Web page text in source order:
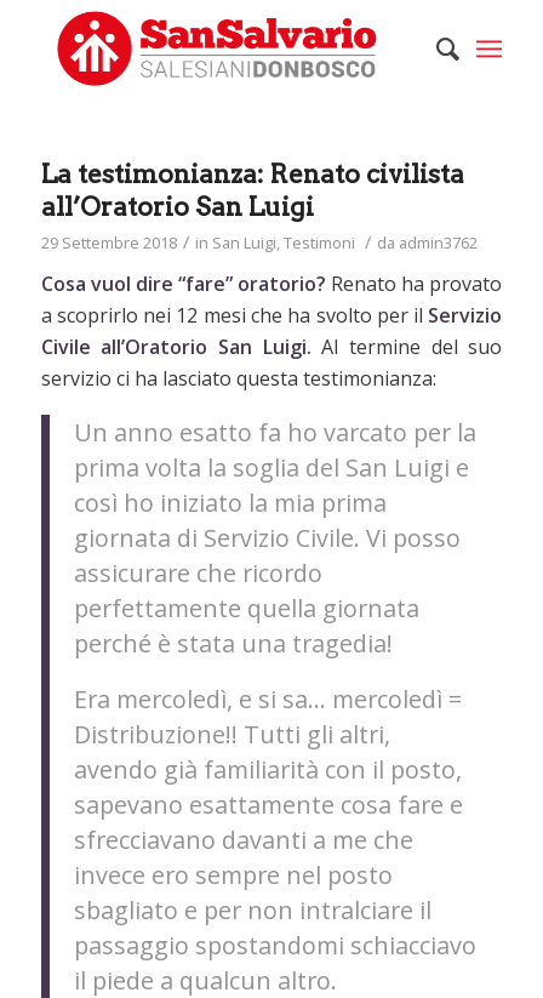
La testimonianza: Renato civilista
all’Oratorio San Luigi
29 Settembre 2018 / in San Luigi,Testimoni / da admin3762
Cosa vuol dire “fare” oratorio? Renato ha provato
a scoprirlo nei 12 mesi che ha svolto per il Servizio
Civile all’Oratorio San Luigi. Al termine del suo
servizio ci ha lasciato questa testimonianza:
Un anno esatto fa ho varcato per la
prima volta la soglia del San Luigi e
così ho iniziato la mia prima
giornata di Servizio Civile. Vi posso
assicurare che ricordo
perfettamente quella giornata
perché è stata una tragedia!
Era mercoledì, e si sa… mercoledì =
Distribuzione!! Tutti gli altri,
avendo già familiarità con il posto,
sapevano esattamente cosa fare e
sfrecciavano davanti a me che
invece ero sempre nel posto
sbagliato e per non intralciare il
passaggio spostandomi schiacciavo
il piede a qualcun altro.